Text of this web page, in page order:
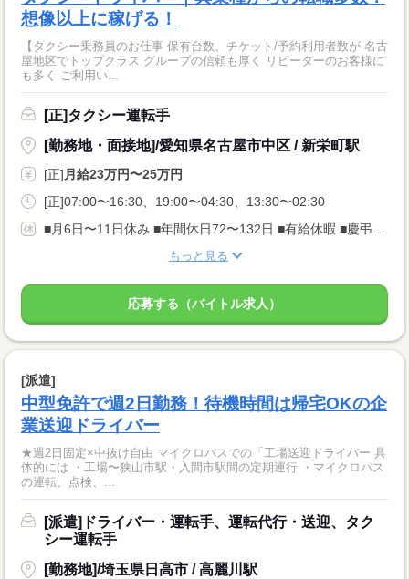
想像以上に稼げる！
【タクシー乗務員のお仕事 保有台数、チケット/予約利用者数が 名古
屋地区でトップクラス グループの信頼も厚く リピーターのお客様に
も多く ご利用い...
[正]タクシー運転手
[勤務地・面接地]/愛知県名古屋市中区 / 新栄町駅
[正] 月給23万円〜25万円
[正]07:00〜16:30、19:00〜04:30、13:30〜02:30
もっと見る
応募する（バイトル求人）
[派遣]
中型免許で週2日勤務！待機時間は帰宅OKの企
業送迎ドライバー
★週2日固定×中抜け自由 マイクロバスでの「工場送迎ドライバー 具
体的には ・工場〜狭山市駅・入間市駅間の定期運行 ・マイクロバス
の運転、点検、...
[派遣]ドライバー・運転手、運転代行・送迎、タク
シー運転手
[勤務地]/埼玉県日高市 / 高麗川駅